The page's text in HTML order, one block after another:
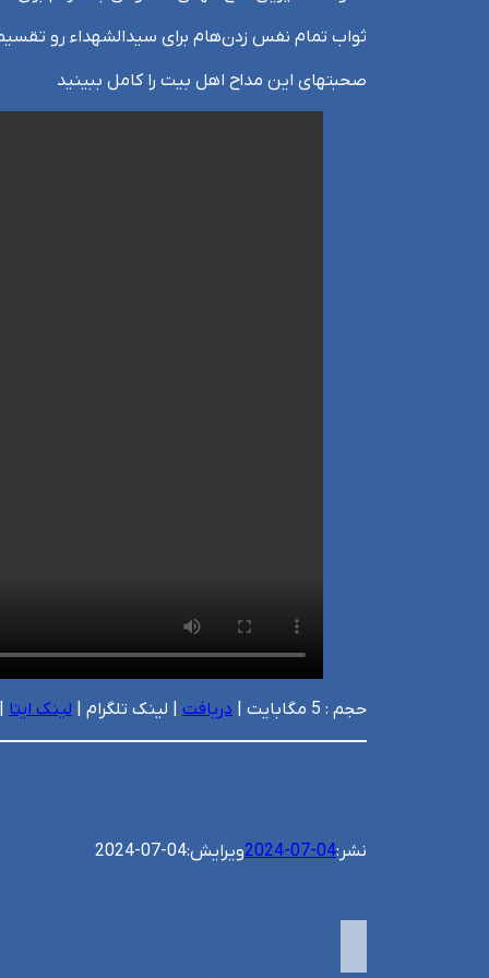
ثواب تمام نفس زدن‌هام برای سیدالشهداء رو
صحبتهای این مداح اهل بیت را کامل ببینید
حجم : 5 مگابایت | دریافت | لینک تلگرام | لینک ایتا
نشر:2024-07-04ویرایش:2024-07-04